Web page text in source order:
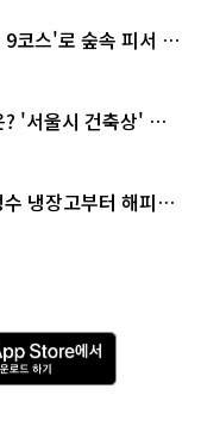
코스'로 숲속 피서 떠
'서울시 건축상' 수
냉장고부터 해피소
A
p
p